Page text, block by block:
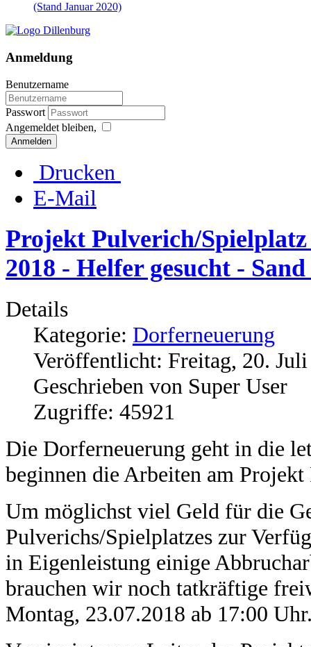
(Stand Januar 2020)
Anmeldung
Benutzername
Passwort
Angemeldet bleiben,
Anmelden
Drucken
E-Mail
Projekt Pulverich/
2018 - Helfer gesucht -
Details
Kategorie: Dorferneuerung
Veröffentlicht: Freitag, 20.
Geschrieben von Super User
Zugriffe: 45921
Die Dorferneuerung geht in die
beginnen die Arbeiten am
Um möglichst viel Geld für die
Pulverichs/Spielplatzes zur
in Eigenleistung einige
brauchen wir noch tatkräftige
Montag, 23.07.2018 ab 17:00